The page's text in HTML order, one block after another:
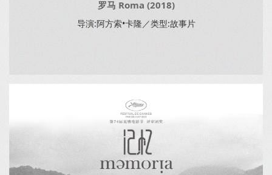
罗马 Roma (2018)
导演:阿方索•卡隆／类型:故事片